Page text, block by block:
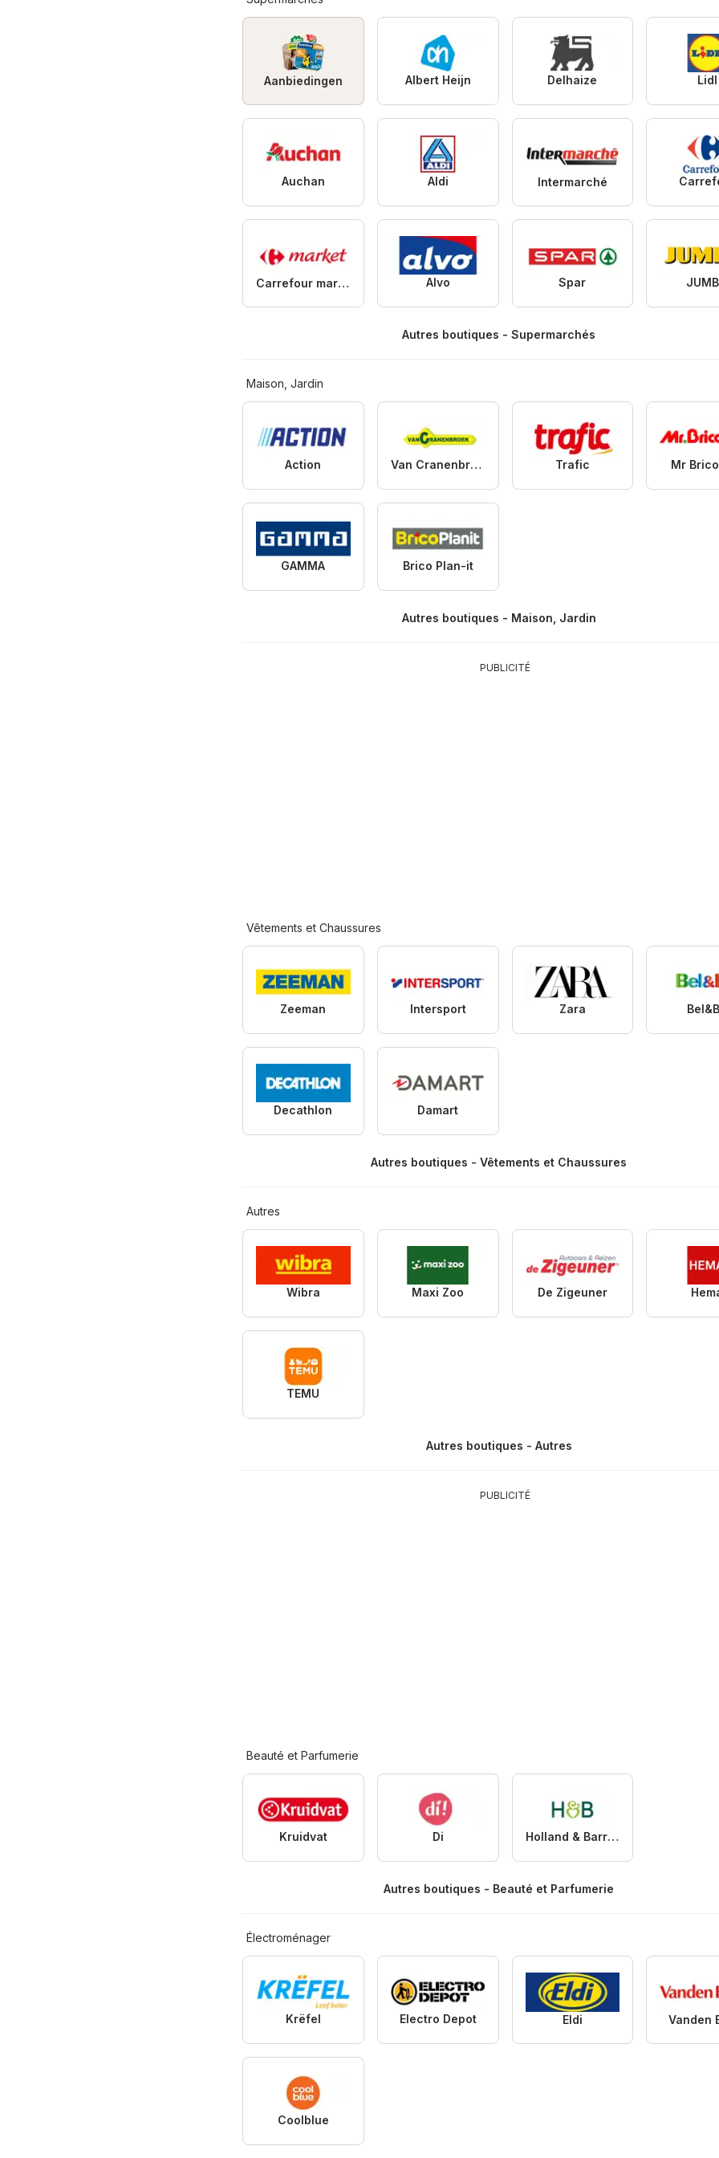
Aanbiedingen Albert Heijn Delhaize Lidl
Auchan Aldi Intermarché
Carrefour market Alvo Spar
Autres boutiques - Supermarchés
Maison, Jardin
Action Van Cranenbroek Trafic Mr
GAMMA Brico Plan-it
Autres boutiques - Maison, Jardin
PUBLICITÉ
Vêtements et Chaussures
Zeeman Intersport Zara
Decathlon Damart
Autres boutiques - Vêtements et Chaussures
Autres
Wibra Maxi Zoo De Zigeuner
TEMU
Autres boutiques - Autres
PUBLICITÉ
Beauté et Parfumerie
Kruidvat Di Holland & Barrett
Autres boutiques - Beauté et Parfumerie
Électroménager
Krëfel Electro Depot Eldi Vanden
Coolblue